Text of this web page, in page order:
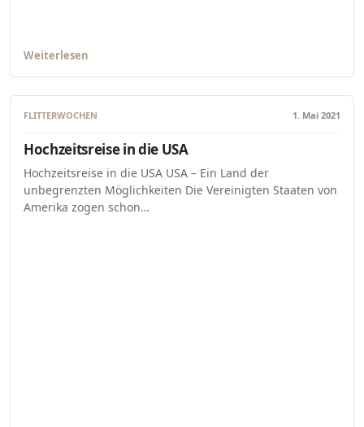
Weiterlesen
FLITTERWOCHEN 1. Mai 2021
Hochzeitsreise in die USA
Hochzeitsreise in die USA USA – Ein Land der
unbegrenzten Möglichkeiten Die Vereinigten Staaten von
Amerika zogen schon…